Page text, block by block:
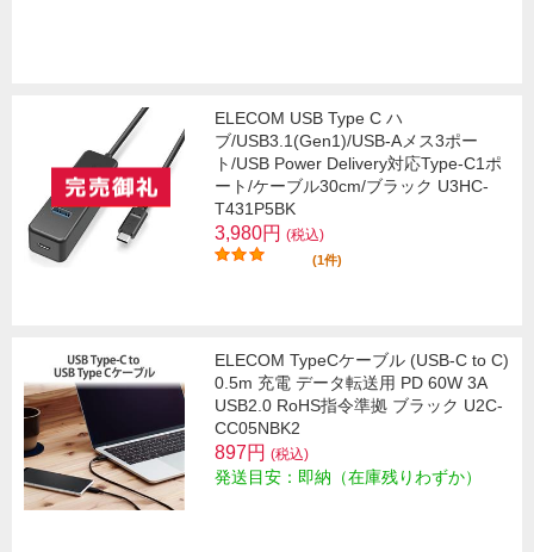
ELECOM USB Type C ハ
ブ/USB3.1(Gen1)/USB-Aメス3ポー
ト/USB Power Delivery対応Type-C1ポ
ート/ケーブル30cm/ブラック U3HC-
T431P5BK
3,980円 (税込)
(1件)
ELECOM TypeCケーブル (USB-C to C)
0.5m 充電 データ転送用 PD 60W 3A
USB2.0 RoHS指令準拠 ブラック U2C-
CC05NBK2
897円 (税込)
発送目安：即納（在庫残りわずか）